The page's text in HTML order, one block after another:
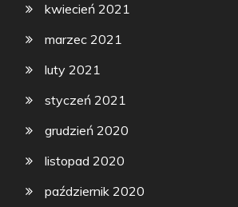
kwiecień 2021
marzec 2021
luty 2021
styczeń 2021
grudzień 2020
listopad 2020
październik 2020